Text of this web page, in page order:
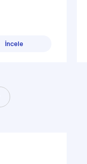
İncele